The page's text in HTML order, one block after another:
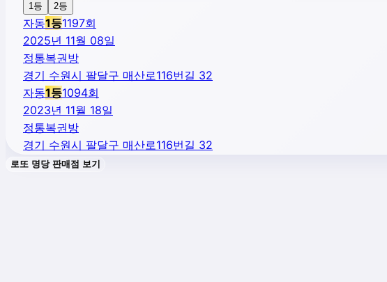
1등 2등
자동1등1197회
2025년 11월 08일
정통복권방
경기 수원시 팔달구 매산로116번길 32
자동1등1094회
2023년 11월 18일
정통복권방
경기 수원시 팔달구 매산로116번길 32
로또 명당 판매점 보기